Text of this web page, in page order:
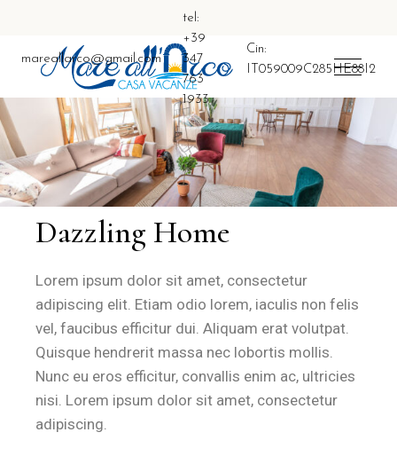
mareallarco@gmail.com
tel:
+39
347
763
1933
Cin:
IT059009C285HE88I2
Dazzling Home
Lorem ipsum dolor sit amet, consectetur
adipiscing elit. Etiam odio lorem, iaculis non felis
vel, faucibus efficitur dui. Aliquam erat volutpat.
Quisque hendrerit massa nec lobortis mollis.
Nunc eu eros efficitur, convallis enim ac, ultricies
nisi. Lorem ipsum dolor sit amet, consectetur
adipiscing.